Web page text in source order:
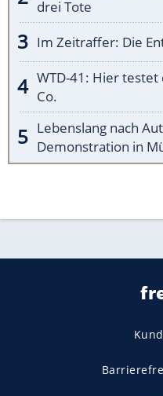
drei Tote
Im Zeitraffer: Die
WTD-41: Hier
Co.
Lebenslang nach
Demonstration in